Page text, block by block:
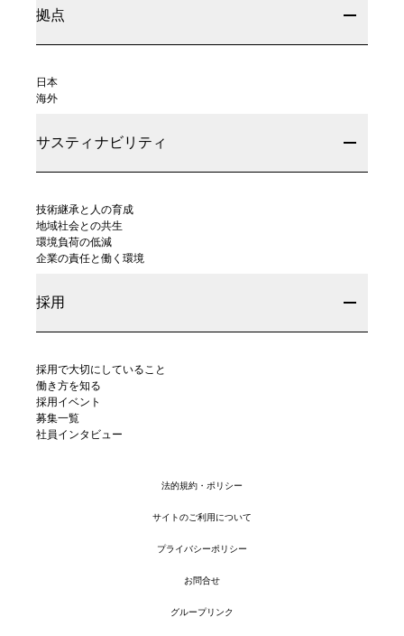
拠点
日本
海外
サスティナビリティ
技術継承と人の育成
地域社会との共生
環境負荷の低減
企業の責任と働く環境
採用
採用で大切にしていること
働き方を知る
採用イベント
募集一覧
社員インタビュー
法的規約・ポリシー
サイトのご利用について
プライバシーポリシー
お問合せ
グループリンク